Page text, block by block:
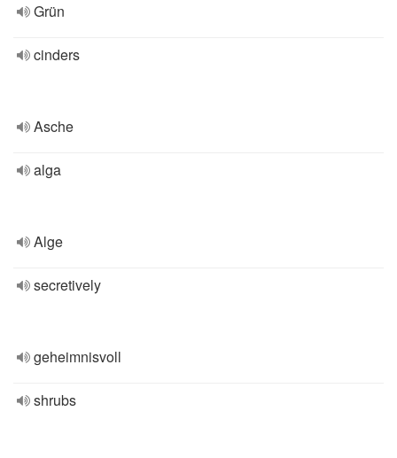
Grün
cinders
Asche
alga
Alge
secretively
geheimnisvoll
shrubs